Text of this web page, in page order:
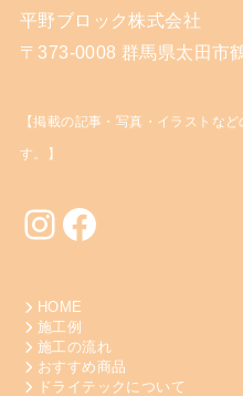
平野ブロック株式会社
〒373-0008 群馬県太田市
【掲載の記事・写真・イラストな
す。】
Instagram Facebook
HOME
施工例
施工の流れ
おすすめ商品
ドライテックについて